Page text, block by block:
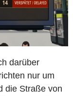
darüber
nur um
die Straße von